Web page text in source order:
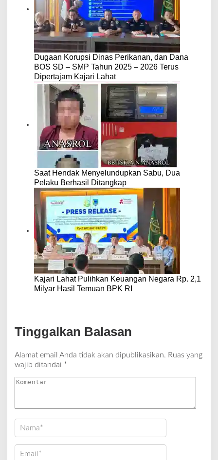
Dugaan Korupsi Dinas Perikanan, dan Dana
BOS SD – SMP Tahun 2025 – 2026 Terus
Dipertajam Kajari Lahat
Saat Hendak Menyelundupkan Sabu, Dua
Pelaku Berhasil Ditangkap
Kajari Lahat Pulihkan Keuangan Negara Rp. 2,1
Milyar Hasil Temuan BPK RI
Tinggalkan Balasan
Alamat email Anda tidak akan dipublikasikan. Ruas yang
wajib ditandai *